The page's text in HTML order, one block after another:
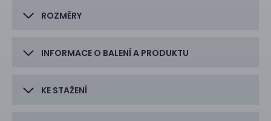
ROZMĚRY
INFORMACE O BALENÍ A PRODUKTU
KE STAŽENÍ